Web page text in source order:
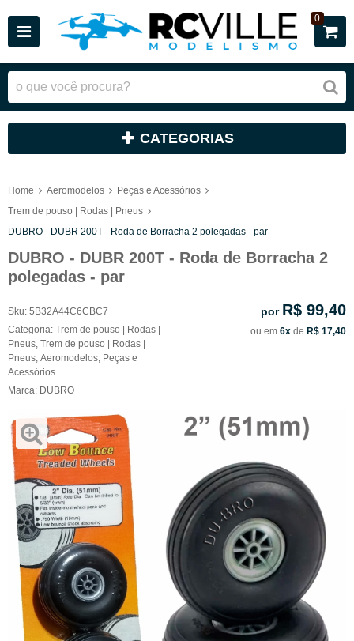
0
CATEGORIAS
Home Aeromodelos
Peças e Acessórios
Trem de pouso | Rodas | Pneus
DUBRO - DUBR 200T - Roda de Borracha 2 polegadas - par
DUBRO - DUBR 200T - Roda de Borracha 2
polegadas - par
Sku: 5B32A44C6CBC7
Categoria: Trem de pouso | Rodas |
Pneus Trem de pouso | Rodas |
Pneus Aeromodelos Peças e
Acessórios
Marca: DUBRO
por R$ 99,40
ou em 6x de R$ 17,40